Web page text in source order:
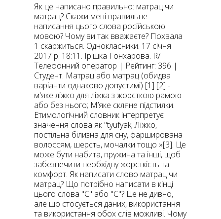
Як це написано правильно: матрац чи
матрац? Скажи мені правильне
написання цього слова російською
мовою? Чому ви так вважаєте? Похвала
1 скаржиться. Однокласники. 17 січня
2017 р. 18:11. Ірішка Гонхарова. R/
Телефонний оператор | Рейтинг: 396 |
Студент. Матрац або матрац (обидва
варіанти однаково допустимі) [1] [2] -
м'яке ліжко для ліжка з жорсткою рамою
або без нього; М’яке скляне підстилки.
Етимологічний словник інтерпретує
значення слова як "tyufyak; Ліжко,
постільна білизна для сну, фарширована
волоссям, шерсть, мочалки тощо »[3]. Це
може бути набита, пружина та інші, щоб
забезпечити необхідну жорсткість та
комфорт. Як написати слово матрац чи
матрац? Що потрібно написати в кінці
цього слова "C" або "C"? Це не дивно,
але що стосується даних, використання
та використання обох слів можливі. Чому